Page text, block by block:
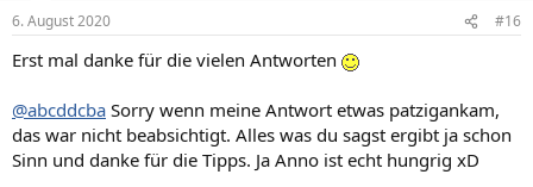
6. August 2020 #16
Erst mal danke für die vielen Antworten
@abcddcba Sorry wenn meine Antwort etwas patzigankam,
das war nicht beabsichtigt. Alles was du sagst ergibt ja schon
Sinn und danke für die Tipps. Ja Anno ist echt hungrig xD